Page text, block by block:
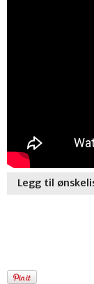
Legg til